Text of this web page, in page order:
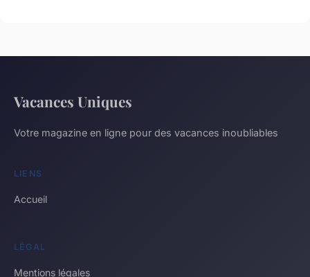
Vacances Uniques
Votre magazine en ligne pour des vacances inoubliables
LIENS
Accueil
LÉGAL
Mentions légales